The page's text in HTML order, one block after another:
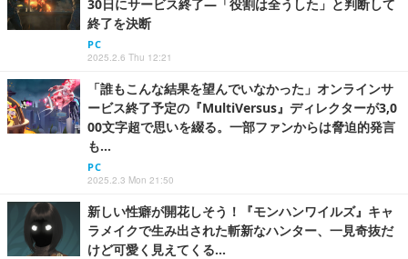
30日にサービス終了―「役割は全うした」と判断して
終了を決断
PC
2025.2.6 Thu 12:21
「誰もこんな結果を望んでいなかった」オンラインサ
ービス終了予定の『MultiVersus』ディレクターが3,0
00文字超で思いを綴る。一部ファンからは脅迫的発言
も…
PC
2025.2.3 Mon 21:50
新しい性癖が開花しそう！『モンハンワイルズ』キャ
ラメイクで生み出された斬新なハンター、一見奇抜だ
けど可愛く見えてくる…